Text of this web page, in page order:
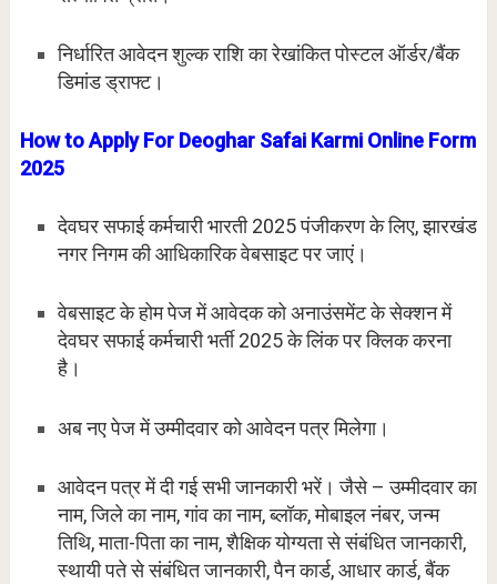
निर्धारित आवेदन शुल्क राशि का रेखांकित पोस्टल ऑर्डर/बैंक
डिमांड ड्राफ्ट।
How to Apply For Deoghar Safai Karmi Online Form
2025
देवघर सफाई कर्मचारी भारती 2025 पंजीकरण के लिए, झारखंड
नगर निगम की आधिकारिक वेबसाइट पर जाएं।
वेबसाइट के होम पेज में आवेदक को अनाउंसमेंट के सेक्शन में
देवघर सफाई कर्मचारी भर्ती 2025 के लिंक पर क्लिक करना
है।
अब नए पेज में उम्मीदवार को आवेदन पत्र मिलेगा।
आवेदन पत्र में दी गई सभी जानकारी भरें। जैसे – उम्मीदवार का
नाम, जिले का नाम, गांव का नाम, ब्लॉक, मोबाइल नंबर, जन्म
तिथि, माता-पिता का नाम, शैक्षिक योग्यता से संबंधित जानकारी,
स्थायी पते से संबंधित जानकारी, पैन कार्ड, आधार कार्ड, बैंक